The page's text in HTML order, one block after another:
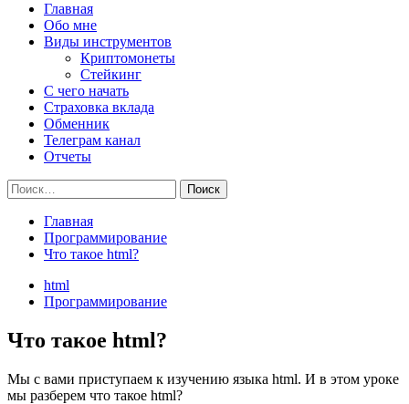
Главная
Обо мне
Виды инструментов
Криптомонеты
Стейкинг
С чего начать
Страховка вклада
Обменник
Телеграм канал
Отчеты
Найти:
Главная
Программирование
Что такое html?
html
Программирование
Что такое html?
Мы с вами приступаем к изучению языка html. И в этом уроке
мы разберем что такое html?